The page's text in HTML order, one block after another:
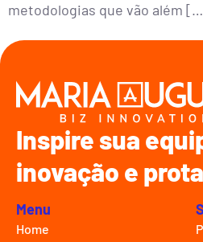
metodologias que vão além
Inspire sua
inovação e
Menu
Home